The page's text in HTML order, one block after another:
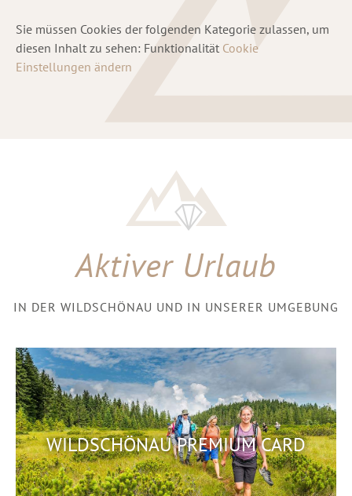
Sie müssen Cookies der folgenden Kategorie zulassen, um
diesen Inhalt zu sehen: Funktionalität Cookie
Einstellungen ändern
Aktiver Urlaub
IN DER WILDSCHÖNAU UND IN UNSERER UMGEBUNG
WILDSCHÖNAU PREMIUM CARD